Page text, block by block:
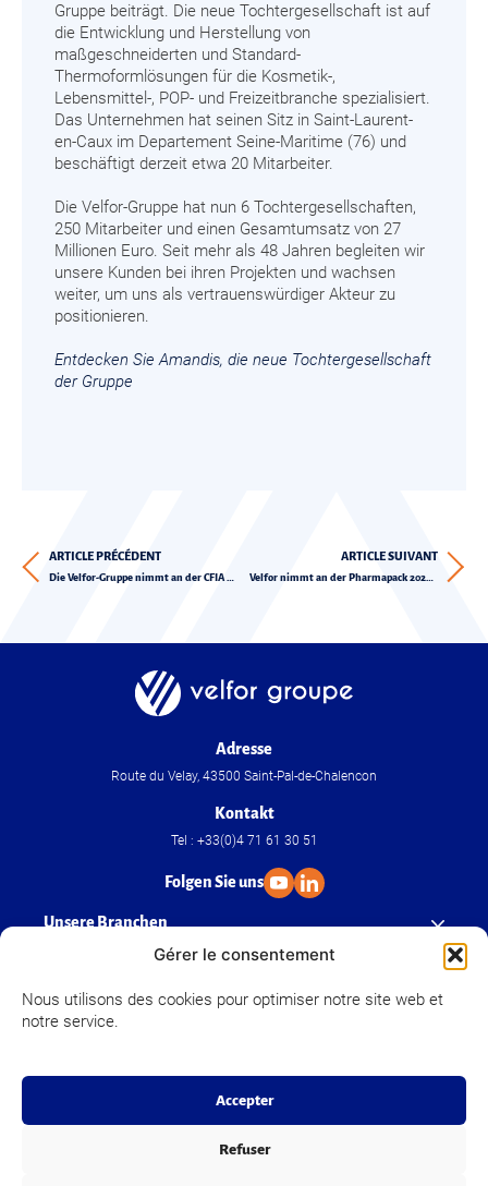
Gérer le consentement
Nous utilisons des cookies pour optimiser notre site web et
notre service.
Accepter
Refuser
Gruppe beiträgt. Die neue Tochtergesellschaft ist auf
die Entwicklung und Herstellung von
maßgeschneiderten und Standard-
Thermoformlösungen für die Kosmetik-,
Lebensmittel-, POP- und Freizeitbranche spezialisiert.
Das Unternehmen hat seinen Sitz in Saint-Laurent-
en-Caux im Departement Seine-Maritime (76) und
beschäftigt derzeit etwa 20 Mitarbeiter.
Die Velfor-Gruppe hat nun 6 Tochtergesellschaften,
250 Mitarbeiter und einen Gesamtumsatz von 27
Millionen Euro. Seit mehr als 48 Jahren begleiten wir
unsere Kunden bei ihren Projekten und wachsen
weiter, um uns als vertrauenswürdiger Akteur zu
positionieren.
Entdecken Sie Amandis, die neue Tochtergesellschaft
der Gruppe
ARTICLE PRÉCÉDENT
Die Velfor-Gruppe nimmt an der CFIA 2021 teil
ARTICLE SUIVANT
Velfor nimmt an der Pharmapack 2024 teil
Adresse
Route du Velay, 43500 Saint-Pal-de-Chalencon
Kontakt
Tel : +33(0)4 71 61 30 51
Folgen Sie uns
Unsere Branchen
© Copyright 2024 Velfor Groupe